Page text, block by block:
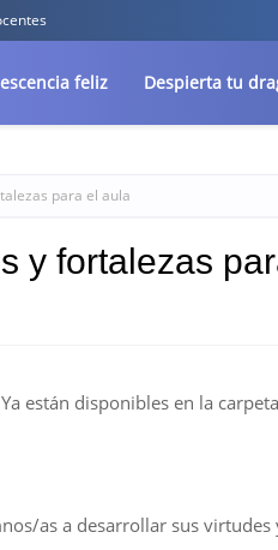
feliz Despierta tu
para el aula
y fortalezas
están disponibles en la
as a desarrollar sus virtudes